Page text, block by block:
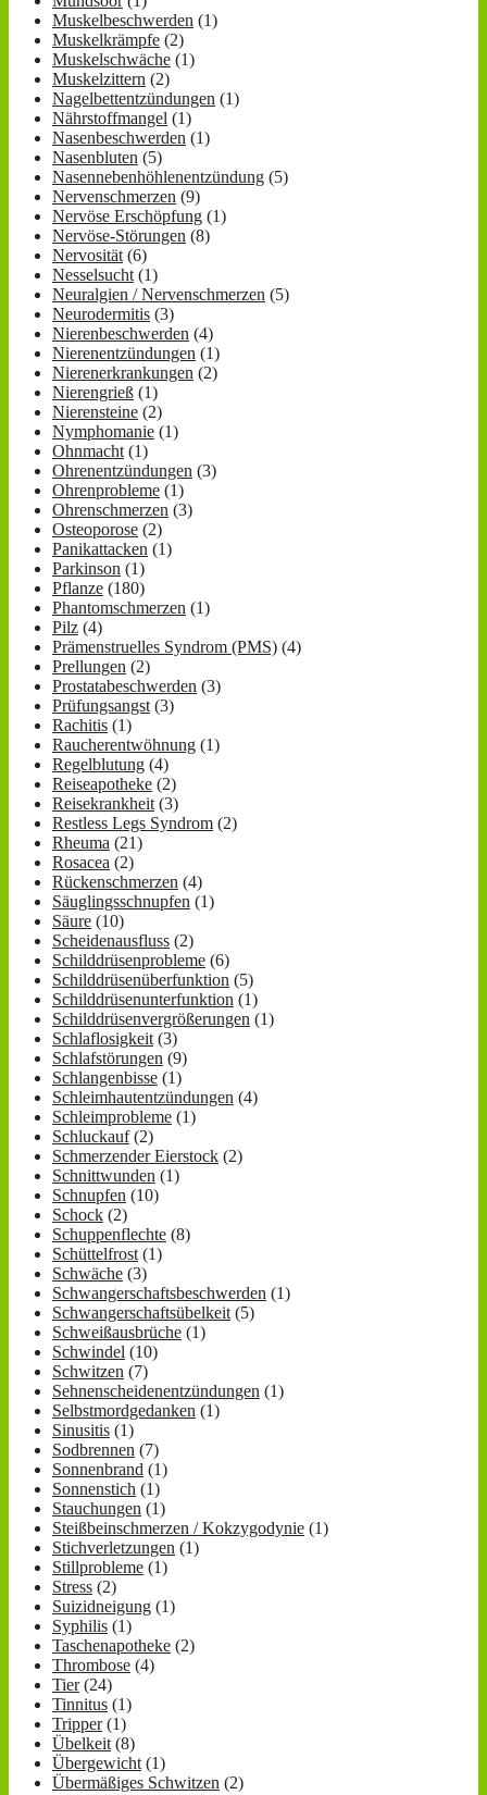
Muskelbeschwerden (1)
Muskelkrämpfe (2)
Muskelschwäche (1)
Muskelzittern (2)
Nagelbettentzündungen (1)
Nährstoffmangel (1)
Nasenbeschwerden (1)
Nasenbluten (5)
Nasennebenhöhlenentzündung (5)
Nervenschmerzen (9)
Nervöse Erschöpfung (1)
Nervöse-Störungen (8)
Nervosität (6)
Nesselsucht (1)
Neuralgien / Nervenschmerzen (5)
Neurodermitis (3)
Nierenbeschwerden (4)
Nierenentzündungen (1)
Nierenerkrankungen (2)
Nierengrieß (1)
Nierensteine (2)
Nymphomanie (1)
Ohnmacht (1)
Ohrenentzündungen (3)
Ohrenprobleme (1)
Ohrenschmerzen (3)
Osteoporose (2)
Panikattacken (1)
Parkinson (1)
Pflanze (180)
Phantomschmerzen (1)
Pilz (4)
Prämenstruelles Syndrom (PMS) (4)
Prellungen (2)
Prostatabeschwerden (3)
Prüfungsangst (3)
Rachitis (1)
Raucherentwöhnung (1)
Regelblutung (4)
Reiseapotheke (2)
Reisekrankheit (3)
Restless Legs Syndrom (2)
Rheuma (21)
Rosacea (2)
Rückenschmerzen (4)
Säuglingsschnupfen (1)
Säure (10)
Scheidenausfluss (2)
Schilddrüsenprobleme (6)
Schilddrüsenüberfunktion (5)
Schilddrüsenunterfunktion (1)
Schilddrüsenvergrößerungen (1)
Schlaflosigkeit (3)
Schlafstörungen (9)
Schlangenbisse (1)
Schleimhautentzündungen (4)
Schleimprobleme (1)
Schluckauf(2)
Schmerzender Eierstock (2)
Schnittwunden (1)
Schnupfen (10)
Schock (2)
Schuppenflechte (8)
Schüttelfrost (1)
Schwäche (3)
Schwangerschaftsbeschwerden (1)
Schwangerschaftsübelkeit (5)
Schweißausbrüche (1)
Schwindel (10)
Schwitzen (7)
Sehnenscheidenentzündungen (1)
Selbstmordgedanken (1)
Sinusitis (1)
Sodbrennen (7)
Sonnenbrand (1)
Sonnenstich (1)
Stauchungen (1)
Steißbeinschmerzen / Kokzygodynie (1)
Stichverletzungen (1)
Stillprobleme (1)
Stress (2)
Suizidneigung (1)
Syphilis (1)
Taschenapotheke (2)
Thrombose (4)
Tier(24)
Tinnitus (1)
Tripper(1)
Übelkeit (8)
Übergewicht (1)
Übermäßiges Schwitzen (2)